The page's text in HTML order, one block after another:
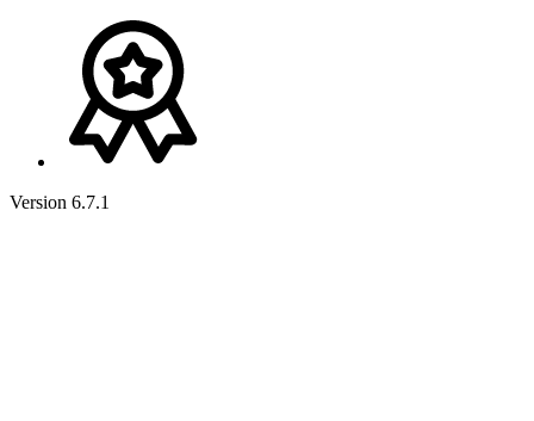
Version 6.7.1